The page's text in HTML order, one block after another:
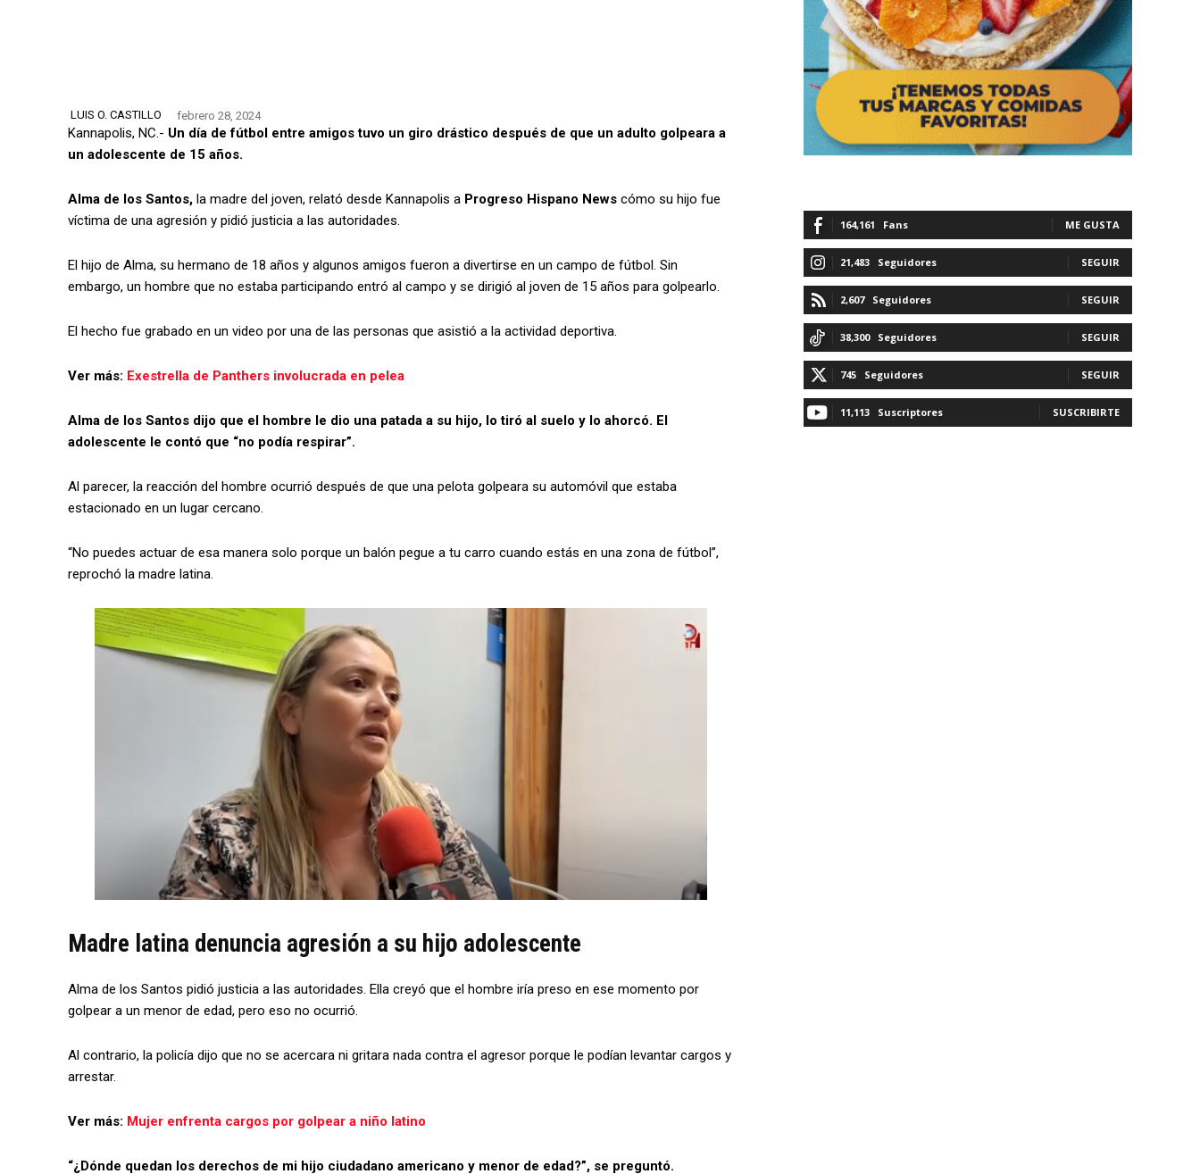
LUIS O. CASTILLO febrero 28, 2024
Kannapolis, NC.- Un día de fútbol entre amigos tuvo un giro drástico después de que un adulto golpeara a
un adolescente de 15 años.
Alma de los Santos, la madre del joven, relató desde Kannapolis a Progreso Hispano News cómo su hijo fue
víctima de una agresión y pidió justicia a las autoridades.
El hijo de Alma, su hermano de 18 años y algunos amigos fueron a divertirse en un campo de fútbol. Sin
embargo, un hombre que no estaba participando entró al campo y se dirigió al joven de 15 años para golpearlo.
El hecho fue grabado en un video por una de las personas que asistió a la actividad deportiva.
Ver más: Exestrella de Panthers involucrada en pelea
Alma de los Santos dijo que el hombre le dio una patada a su hijo, lo tiró al suelo y lo ahorcó. El
adolescente le contó que “no podía respirar”.
Al parecer, la reacción del hombre ocurrió después de que una pelota golpeara su automóvil que estaba
estacionado en un lugar cercano.
“No puedes actuar de esa manera solo porque un balón pegue a tu carro cuando estás en una zona de fútbol”,
reprochó la madre latina.
Madre latina denuncia agresión a su hijo adolescente
Alma de los Santos pidió justicia a las autoridades. Ella creyó que el hombre iría preso en ese momento por
golpear a un menor de edad, pero eso no ocurrió.
Al contrario, la policía dijo que no se acercara ni gritara nada contra el agresor porque le podían levantar cargos y
arrestar.
Ver más: Mujer enfrenta cargos por golpear a niño latino
“¿Dónde quedan los derechos de mi hijo ciudadano americano y menor de edad?”, se preguntó.
164,161 Fans ME GUSTA
21,483 Seguidores SEGUIR
2,607 Seguidores SEGUIR
38,300 Seguidores SEGUIR
745 Seguidores SEGUIR
11,113 Suscriptores SUSCRIBIRTE